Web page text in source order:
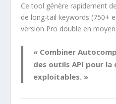
Ce tool génère rapidement
de long-tail keywords (750+
version Pro double en
« Combiner
des outils API pour
exploitables. »